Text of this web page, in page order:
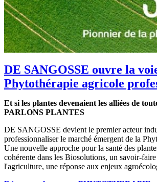
DE SANGOSSE ouvre la
Phytothérapie agricole
Et si les plantes devenaient les alliées de
PARLONS PLANTES
DE SANGOSSE devient le premier acteur
professionnaliser le marché émergent de la
Une nouvelle approche pour la santé des
cohérente dans les Biosolutions, un savoir-
l'agriculture, une réponse aux enjeux